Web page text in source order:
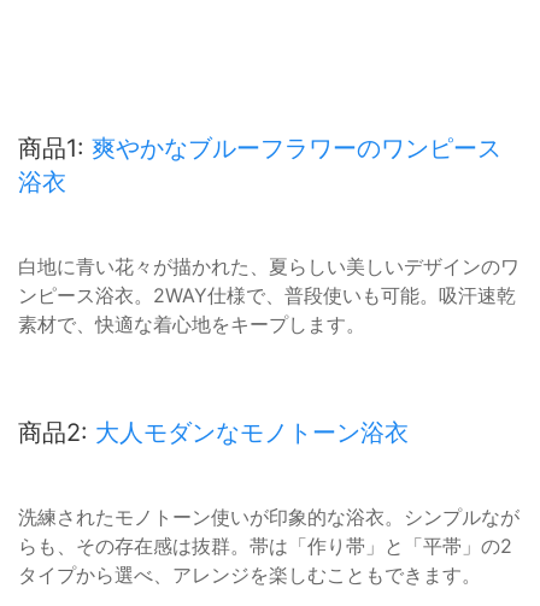
商品1: 爽やかなブルーフラワーのワンピース
浴衣
白地に青い花々が描かれた、夏らしい美しいデザインのワ
ンピース浴衣。2WAY仕様で、普段使いも可能。吸汗速乾
素材で、快適な着心地をキープします。
商品2: 大人モダンなモノトーン浴衣
洗練されたモノトーン使いが印象的な浴衣。シンプルなが
らも、その存在感は抜群。帯は「作り帯」と「平帯」の2
タイプから選べ、アレンジを楽しむこともできます。